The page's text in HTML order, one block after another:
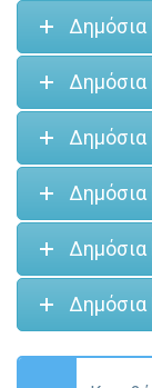
Δημόσια
Δημόσια